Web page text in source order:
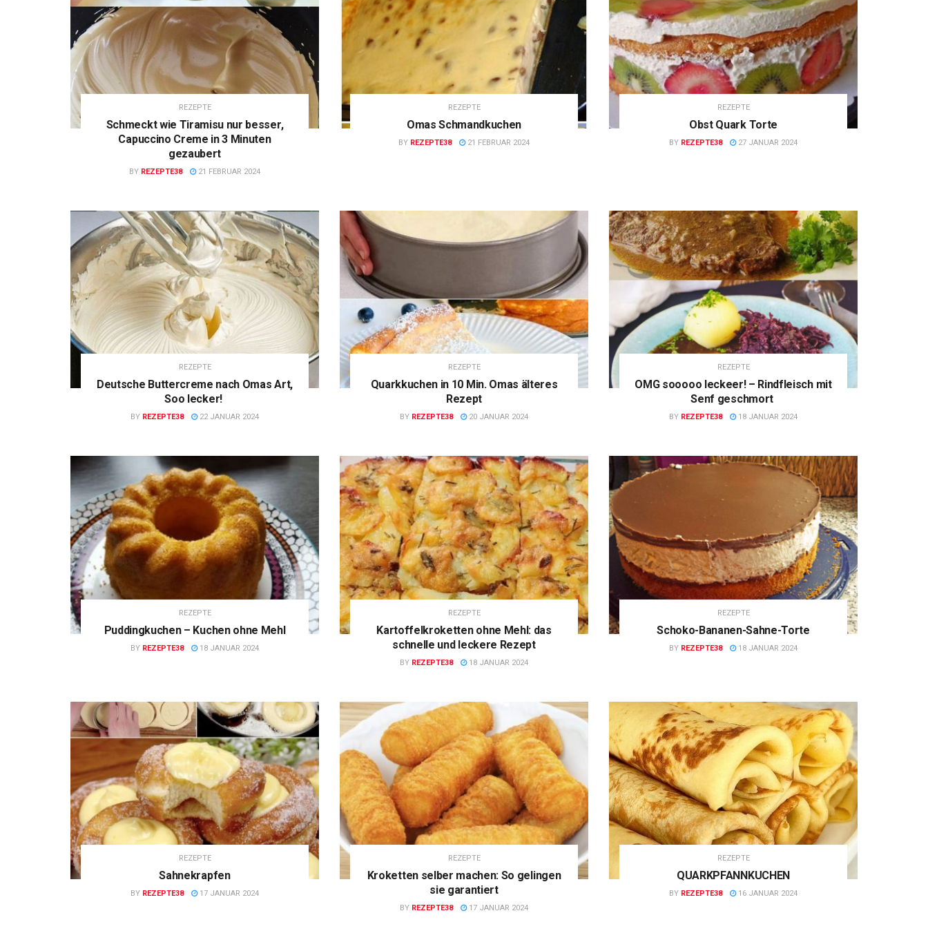
REZEPTE
Schmeckt wie Tiramisu nur besser,
Capuccino Creme in 3 Minuten
gezaubert
BY REZEPTE38 21 FEBRUAR 2024
REZEPTE
Omas Schmandkuchen
BY REZEPTE38 21 FEBRUAR 2024
REZEPTE
Obst Quark Torte
BY REZEPTE38 27 JANUAR 2024
REZEPTE
Deutsche Buttercreme nach Omas Art,
Soo lecker!
BY REZEPTE38 22 JANUAR 2024
REZEPTE
Quarkkuchen in 10 Min. Omas älteres
Rezept
BY REZEPTE38 20 JANUAR 2024
REZEPTE
OMG sooooo leckeer! – Rindfleisch mit
Senf geschmort
BY REZEPTE38 18 JANUAR 2024
REZEPTE
Puddingkuchen – Kuchen ohne Mehl
BY REZEPTE38 18 JANUAR 2024
REZEPTE
Kartoffelkroketten ohne Mehl: das
schnelle und leckere Rezept
BY REZEPTE38 18 JANUAR 2024
REZEPTE
Schoko-Bananen-Sahne-Torte
BY REZEPTE38 18 JANUAR 2024
REZEPTE
Sahnekrapfen
BY REZEPTE38 17 JANUAR 2024
REZEPTE
Kroketten selber machen: So gelingen
sie garantiert
BY REZEPTE38 17 JANUAR 2024
REZEPTE
QUARKPFANNKUCHEN
BY REZEPTE38 16 JANUAR 2024